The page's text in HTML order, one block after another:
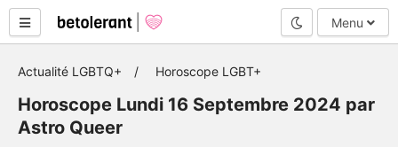
Mode nuit
Menu
Actualité LGBTQ+ Horoscope LGBT+
Horoscope Lundi 16 Septembre 2024 par
Astro Queer